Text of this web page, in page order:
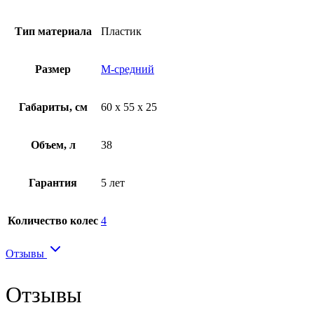
Тип материала Пластик
Размер M-средний
Габариты, см 60 х 55 х 25
Объем, л 38
Гарантия 5 лет
Количество колес 4
Отзывы
Отзывы